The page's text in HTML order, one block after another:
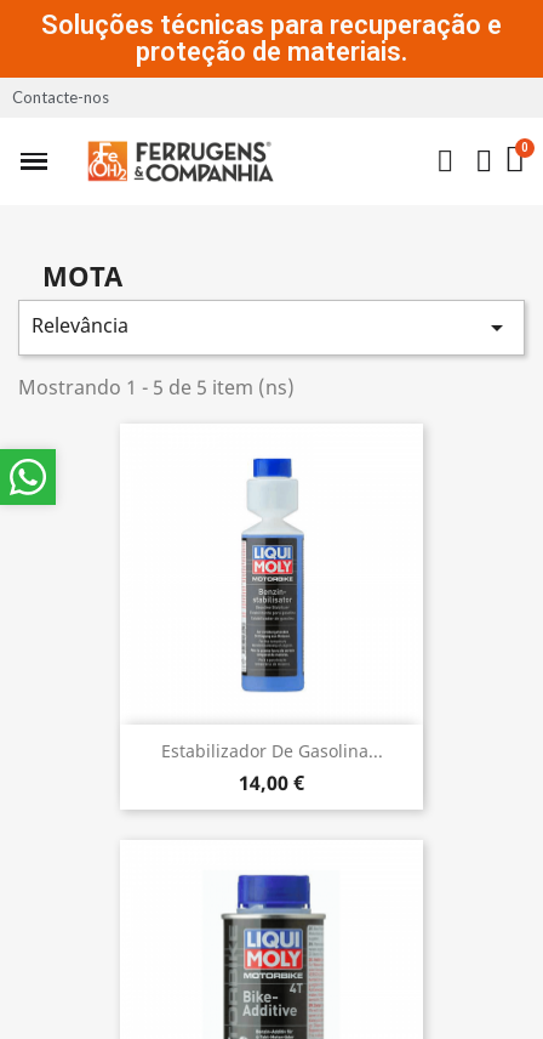
Soluções técnicas para recuperação e
proteção de materiais.
Contacte-nos
MOTA
Relevância 
Mostrando 1 - 5 de 5 item (ns)
Estabilizador De Gasolina...
14,00 €